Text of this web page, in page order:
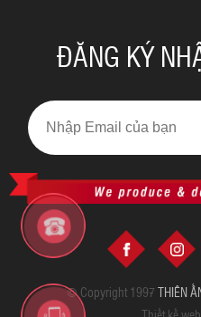
ĐĂNG KÝ
© Copyright 1997 THIÊN